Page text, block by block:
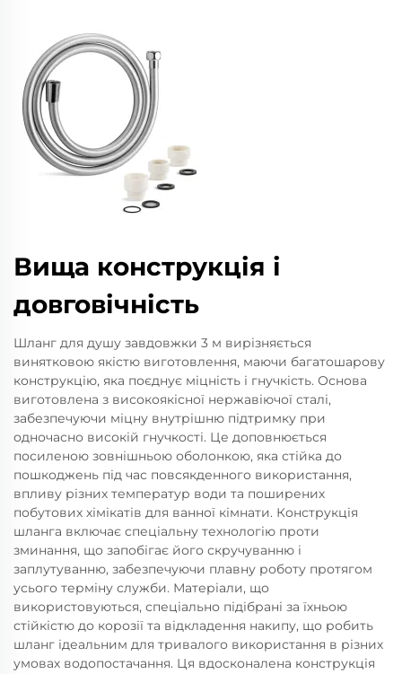
Вища конструкція і
довговічність
Шланг для душу завдовжки 3 м вирізняється
винятковою якістю виготовлення, маючи багатошарову
конструкцію, яка поєднує міцність і гнучкість. Основа
виготовлена з високоякісної нержавіючої сталі,
забезпечуючи міцну внутрішню підтримку при
одночасно високій гнучкості. Це доповнюється
посиленою зовнішньою оболонкою, яка стійка до
пошкоджень під час повсякденного використання,
впливу різних температур води та поширених
побутових хімікатів для ванної кімнати. Конструкція
шланга включає спеціальну технологію проти
зминання, що запобігає його скручуванню і
заплутуванню, забезпечуючи плавну роботу протягом
усього терміну служби. Матеріали, що
використовуються, спеціально підібрані за їхньою
стійкістю до корозії та відкладення накипу, що робить
шланг ідеальним для тривалого використання в різних
умовах водопостачання. Ця вдосконалена конструкція